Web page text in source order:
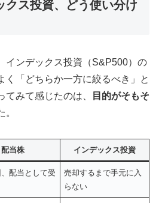
クス投資、どう使い分け
インデックス投資（S&P500）の
く「どちらか一方に絞るべき」と
みて感じたのは、
目的がそもそ
配当株 インデックス投資
配当として受
売却するまで手元に入
らない